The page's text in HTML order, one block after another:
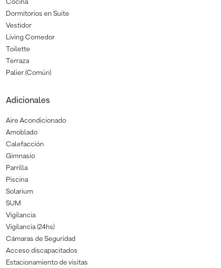
Cocina
Dormitorios en Suite
Vestidor
Living Comedor
Toilette
Terraza
Palier (Común)
Adicionales
Aire Acondicionado
Amoblado
Calefacción
Gimnasio
Parrilla
Piscina
Solarium
SUM
Vigilancia
Vigilancia (24hs)
Cámaras de Seguridad
Acceso discapacitados
Estacionamiento de visitas